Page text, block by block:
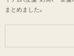
まとめました。